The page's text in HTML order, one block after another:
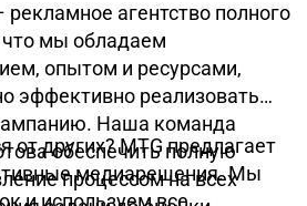
рекламное агентство полного
что мы обладаем
опытом и ресурсами,
эффективно реализовать
Наша команда
обеспечить полную
процессом на всех
других? MTG предлагает
медиарешения. Мы
и используем все